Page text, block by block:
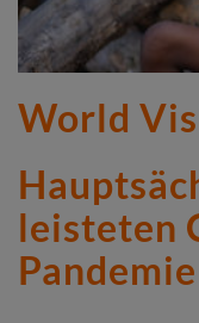
World
leisteten
Pandemie